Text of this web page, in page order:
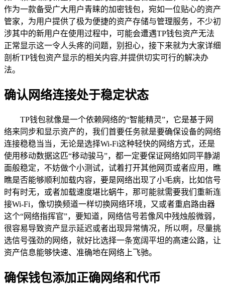
作为一款备受广大用户青睐的加密钱包，宛如一位贴心的资产
管家，为用户提供了极为便捷的资产存储与管理服务，不少初
涉其中的新用户在使用过程中，可能会遭遇TP钱包资产无法
正常显示这一令人头疼的问题，别担心，接下来就为大家详细
剖析TP钱包资产显示的相关内容,并提供切实可行的解决办
法。
确认网络连接处于稳定状态
TP钱包就像是一个依赖网络的“智能精灵”，它是基于网
络来同步和显示资产的，我们首要任务就是要确保设备的网络
连接稳稳当当，无论是选择Wi-Fi这种轻快的网络方式，还是
使用移动数据这匹“移动骏马”，都一定要保证网络如同平静湖
面般稳定，不妨做个小测试，试着打开其他网页或者应用，瞧
瞧是否能够顺利加载内容，要是网络出现了小毛病，比如信号
时有时无，或者加载速度堪比蜗牛，那可能就需要我们重新连
接Wi-Fi，像切换频道一样切换网络环境，又或者重启路由器
这个“网络指挥官”，要知道，网络信号若像风中残烛般微弱，
很容易导致资产显示延迟或者出现异常情况，所以啊，尽量挑
选信号强劲的网络，就好比选择一条宽阔平坦的高速公路，让
资产信息能够快速、准确地在网络上飞驰。
确保钱包添加正确网络和代币